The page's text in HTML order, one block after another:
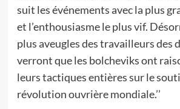
suit les événements avec la plus
et l’enthousiasme le plus vif.
plus aveugles des travailleurs des
verront que les bolcheviks ont
leurs tactiques entières sur le
révolution ouvrière mondiale.’’